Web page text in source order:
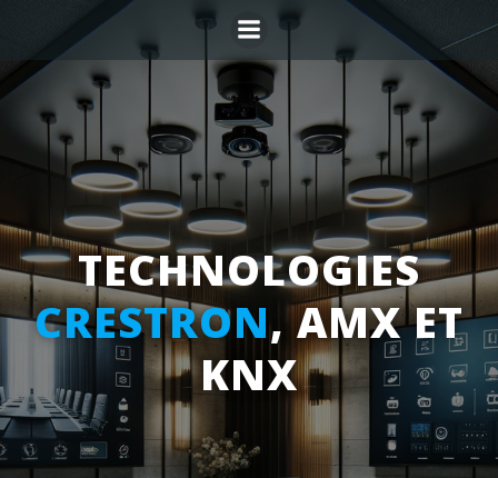
au
contenu
TECHNOLOGIES
CRESTRON, AMX ET
KNX